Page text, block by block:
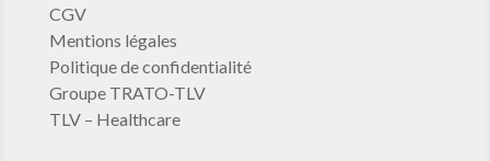
CGV
Mentions légales
Politique de confidentialité
Groupe TRATO-TLV
TLV – Healthcare